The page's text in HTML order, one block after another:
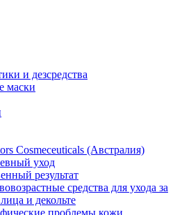
и дезсредства
маски
Cosmeceuticals (Австралия)
уход
результат
средства для ухода за
и декольте
проблемы кожи